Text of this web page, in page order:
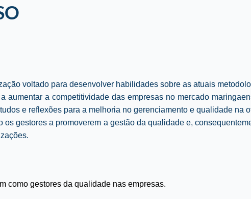
voltado para desenvolver habilidades sobre as atuais
aumentar a competitividade das empresas no mercado
e reflexões para a melhoria no gerenciamento e qualidade na
gestores a promoverem a gestão da qualidade e,
como gestores da qualidade nas empresas.